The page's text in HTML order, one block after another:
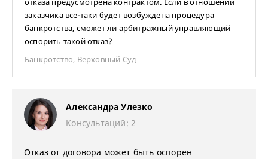
заказчика все-таки будет возбуждена процедура
банкротства, сможет ли арбитражный управляющий
оспорить такой отказ?
Банкротство, Верховный Суд
Александра Улезко
Консультаций: 2
Отказ от договора может быть оспорен